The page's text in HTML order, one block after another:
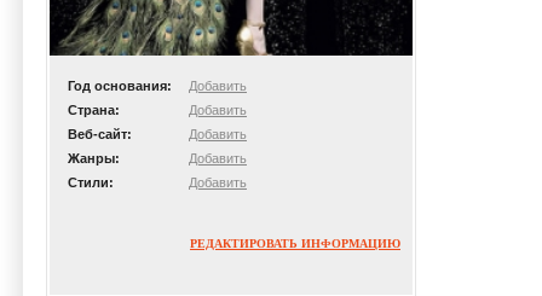
Год основания:
Добавить
Страна:
Добавить
Веб-сайт:
Добавить
Жанры:
Добавить
Стили:
Добавить
РЕДАКТИРОВАТЬ ИНФОРМАЦИЮ